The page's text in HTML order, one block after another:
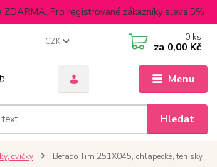
ZDARMA. Pro registrované zákazníky sleva 5%.
Menu
CZK
Hledat
0 ks
za 0,00 Kč
cvičky Befado Tim 251X045, chlapecké, tenisky